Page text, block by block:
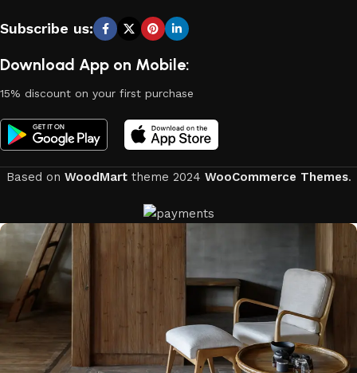
Subscribe us:
Download App on Mobile:
15% discount on your first purchase
Based on WoodMarttheme 2024 WooCommerce Themes.